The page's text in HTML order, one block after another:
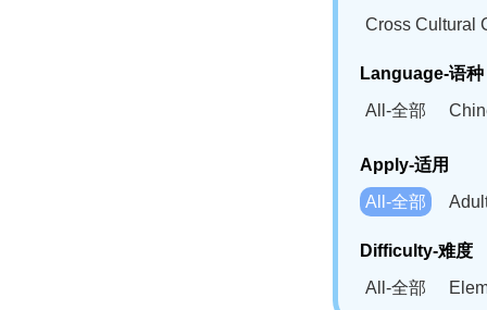
Cross Cultural
Language-语种
All-全部
Bahasa
Swahili(SW)-
Apply-适用
All-全部
Difficulty-难度
All-全部